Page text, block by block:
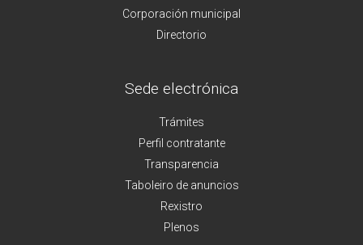
Corporación municipal
Directorio
Sede electrónica
Trámites
Perfil contratante
Transparencia
Taboleiro de anuncios
Rexistro
Plenos